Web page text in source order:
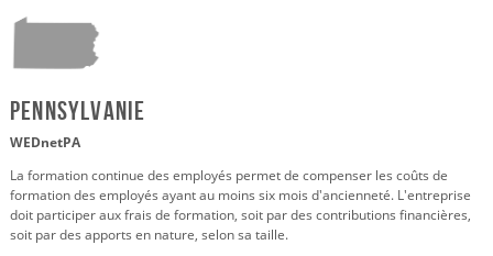
Pennsylvanie
WEDnetPA
La formation continue des employés permet de compenser les coûts de
formation des employés ayant au moins six mois d'ancienneté. L'entreprise
doit participer aux frais de formation, soit par des contributions financières,
soit par des apports en nature, selon sa taille.